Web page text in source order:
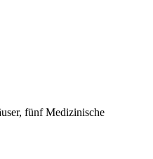
fünf Medizinische